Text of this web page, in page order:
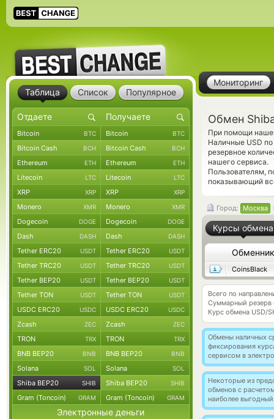
Мониторинг
Обмен
При помощи
Наличные USD
резервное
нашего сервиса.
Пользователям,
показывающий
Город: Москва
Курсы обмена
Обменник
CoinsBlack
Всего по
Суммарный резерв
Курс обмена USD/
Обмены наличных
фиксирования
сервисом в
Некоторые из
обменов с
наиболее
Таблица Список Популярное
Bitcoin BTC Bitcoin BTC
Bitcoin Cash BCH Bitcoin Cash BCH
Ethereum ETH Ethereum ETH
Litecoin LTC Litecoin LTC
XRP XRP XRP XRP
Monero XMR Monero XMR
Dogecoin DOGE Dogecoin DOGE
Dash DASH Dash DASH
Tether ERC20 USDT Tether ERC20 USDT
Tether TRC20 USDT Tether TRC20 USDT
Tether BEP20 USDT Tether BEP20 USDT
Tether TON USDT Tether TON USDT
USDC ERC20 USDC USDC ERC20 USDC
Zcash ZEC Zcash ZEC
TRON TRX TRON TRX
BNB BEP20 BNB BNB BEP20 BNB
Solana SOL Solana SOL
Shiba BEP20 SHIB Shiba BEP20 SHIB
Gram (Toncoin) GRAM Gram (Toncoin) GRAM
Электронные деньги